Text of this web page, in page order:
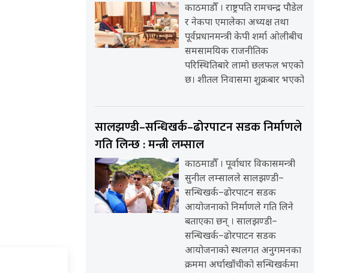
काठमाडौँ । राष्ट्रपति रामचन्द्र पौडेल
र नेकपा एमालेका अध्यक्ष तथा
पूर्वप्रधानमन्त्री केपी शर्मा ओलीबीच
समसामयिक राजनीतिक
परिस्थितिबारे लामो छलफल भएको
छ। शीतल निवासमा शुक्रबार भएको
सालझण्डी–सन्धिखर्क–ढोरपाटन सडक निर्माणले
गति लिन्छ : मन्त्री लम्साल
काठमाडौँ । पूर्वाधार विकासमन्त्री
सुनील लम्सालले सालझण्डी–
सन्धिखर्क–ढोरपाटन सडक
आयोजनाको निर्माणले गति लिने
बताएका छन् । सालझण्डी–
सन्धिखर्क–ढोरपाटन सडक
आयोजनाको स्थलगत अनुगमनका
क्रममा अर्घाखाँचीको सन्धिखर्कमा